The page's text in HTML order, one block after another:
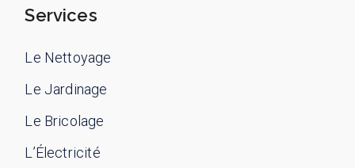
Services
Le Nettoyage
Le Jardinage
Le Bricolage
L’Électricité